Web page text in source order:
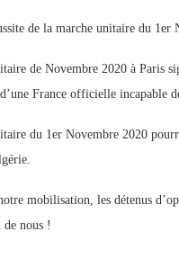
de la marche unitaire du 1er
de Novembre 2020 à Paris
France officielle incapable
du 1er Novembre 2020
mobilisation, les détenus
de nous !